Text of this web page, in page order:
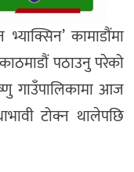
कामाडौंमा
पठाउनु परेको
गाउँपालिकामा आज
टोक्न थालेपछि